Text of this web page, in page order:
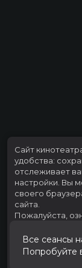
Все сеансы
Попробуйте
Сайт
удобства:
отслеживает
настройки. Вы
своего
сайта.
Пожалуйста,